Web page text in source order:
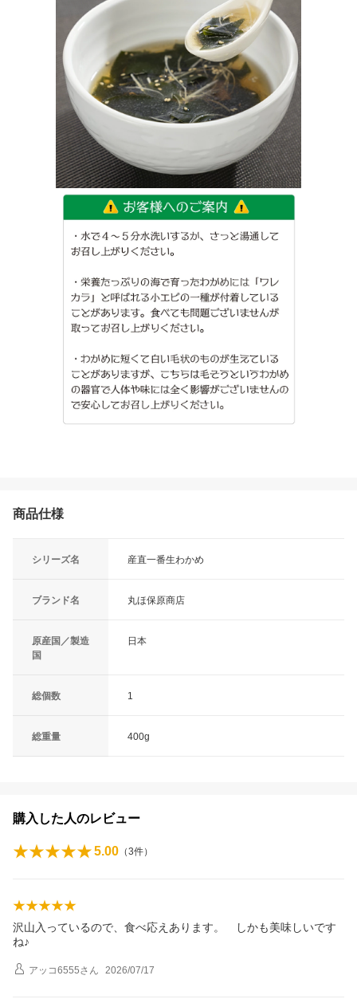
商品仕様
シリーズ名 産直一番生わかめ
ブランド名 丸ほ保原商店
原産国／製造
国
日本
総個数 1
総重量 400g
購入した人のレビュー
5.00 （3件）
沢山入っているので、食べ応えあります。 しかも美味しいです
ね♪
アッコ6555さん 2026/07/17